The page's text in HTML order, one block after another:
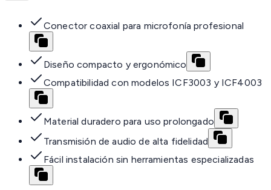
Conector coaxial para microfonía profesional
Diseño compacto y ergonómico
Compatibilidad con modelos ICF3003 y ICF4003
Material duradero para uso prolongado
Transmisión de audio de alta fidelidad
Fácil instalación sin herramientas especializadas